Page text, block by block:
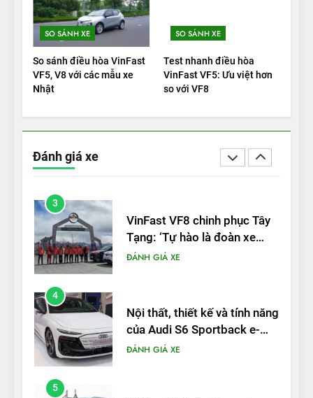
SO SÁNH XE
So sánh điều hòa VinFast
VF5, V8 với các mẫu xe
Nhật
SO SÁNH XE
Test nhanh điều hòa
VinFast VF5: Ưu việt hơn
so với VF8
Đánh giá xe
1
Xe tốt nhất để mua năm
2025: Green Car Reports
nêu tên 5 người vào chung
kết – Mỹ
ĐÁNH GIÁ XE
‘Wuling Bingo ồn, không có
trạm sạc, nhưng vẫn bán
được nếu biết cách’
3
VinFast VF8 chinh phục Tây
Tạng: ‘Tự hào là đoàn xe
điện Việt Nam đầu tiên lăn
ĐÁNH GIÁ XE
4
Nội thất, thiết kế và tính năng
của Audi S6 Sportback e-
tron
ĐÁNH GIÁ XE
5